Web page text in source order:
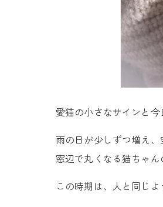
愛猫の小さなサインと
雨の日が少しずつ増え、
窓辺で丸くなる猫ちゃ
この時期は、人と同じ